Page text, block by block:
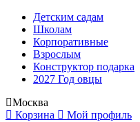
Детским садам
Школам
Корпоративные
Взрослым
Конструктор подарка
2027 Год овцы
Москва
Корзина
Мой профиль